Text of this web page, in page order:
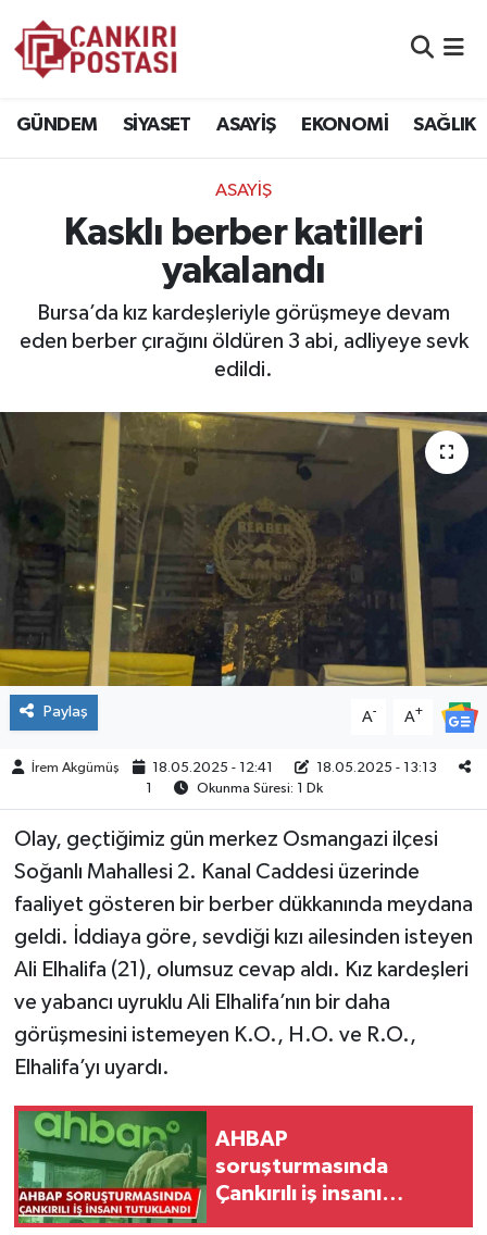
GÜNDEM SİYASET ASAYİŞ EKONOMİ SAĞLIK
ASAYİŞ
Kasklı berber katilleri
yakalandı
Bursa’da kız kardeşleriyle görüşmeye devam
eden berber çırağını öldüren 3 abi, adliyeye sevk
edildi.
Paylaş A- A+
İrem Akgümüş 18.05.2025 - 12:41
18.05.2025 - 13:13
Okunma Süresi: 1 Dk
Olay, geçtiğimiz gün merkez Osmangazi ilçesi
Soğanlı Mahallesi 2. Kanal Caddesi üzerinde
faaliyet gösteren bir berber dükkanında meydana
geldi. İddiaya göre, sevdiği kızı ailesinden isteyen
Ali Elhalifa (21), olumsuz cevap aldı. Kız kardeşleri
ve yabancı uyruklu Ali Elhalifa’nın bir daha
görüşmesini istemeyen K.O., H.O. ve R.O.,
Elhalifa’yı uyardı.
AHBAP
soruşturmasında
Çankırılı iş insanı
EKONOMİ
SAĞLIK
EĞİTİM
YAŞAM
ÇEVRE
İLÇELER
RESMİ İLANLAR
KÜLTÜR
BİLİM&TEKNOLOJİ
BÖLGE
TÜRKİYE
DÜNYA
Trafik Durumu
Süper Lig Puan Durumu ve Fikstür
Son Dakika Haberleri
Haber Arşivi